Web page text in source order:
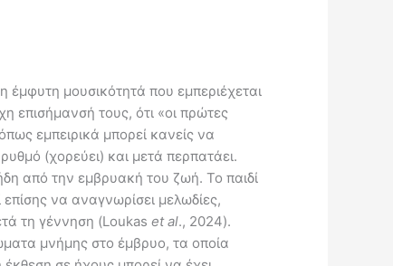
έμφυτη μουσικότητά που εμπεριέχεται
επισήμανσή τους, ότι «οι πρώτες
εμπειρικά μπορεί κανείς να
(χορεύει) και μετά περπατάει.
από την εμβρυακή του ζωή. Το παιδί
να αναγνωρίσει μελωδίες,
τη γέννηση (Loukas et al., 2024).
μνήμης στο έμβρυο, τα οποία